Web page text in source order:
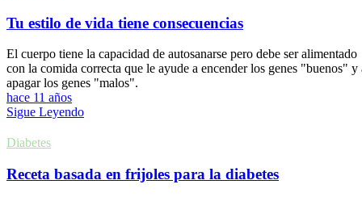
Tu estilo de vida tiene consecuencias
El cuerpo tiene la capacidad de autosanarse pero debe ser alimentado
con la comida correcta que le ayude a encender los genes "buenos" y
apagar los genes "malos".
hace 11 años
Sigue Leyendo
Diabetes
Receta basada en frijoles para la diabetes